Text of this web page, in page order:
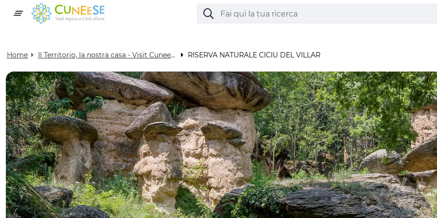
Home Il Territorio, la nostra casa - Visit Cuneese RISERVA NATURALE CICIU DEL VILLAR